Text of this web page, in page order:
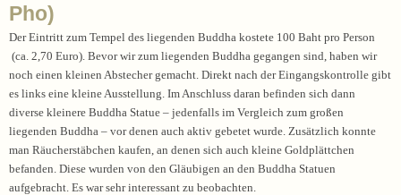
Pho)
Der Eintritt zum Tempel des liegenden Buddha kostete 100 Baht pro Person
(ca. 2,70 Euro). Bevor wir zum liegenden Buddha gegangen sind, haben wir
noch einen kleinen Abstecher gemacht. Direkt nach der Eingangskontrolle gibt
es links eine kleine Ausstellung. Im Anschluss daran befinden sich dann
diverse kleinere Buddha Statue – jedenfalls im Vergleich zum großen
liegenden Buddha – vor denen auch aktiv gebetet wurde. Zusätzlich konnte
man Räucherstäbchen kaufen, an denen sich auch kleine Goldplättchen
befanden. Diese wurden von den Gläubigen an den Buddha Statuen
aufgebracht. Es war sehr interessant zu beobachten.